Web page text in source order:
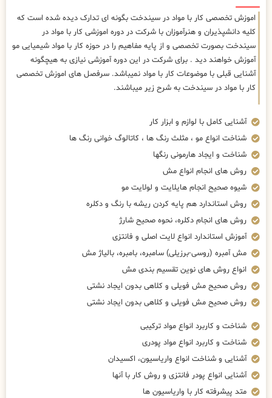
اموزش تخصصی کار با مواد در سیندخت بگونه ای تدارک دیده شده است که
کلیه دانشپذیران و هنرآموزان با شرکت در دوره اموزشی کار با مواد در
سیندخت بصورت تخصصی و از پایه مفاهیم را در حوزه کار با مواد شیمیایی مو
آموزش خواهند دید . برای شرکت در این دوره آموزشی نیازی به هیچگونه
آشنایی قبلی با موضوعات کار با مواد نمیباشد. سرفصل های اموزش تخصصی
کار با مواد در سیندخت به شرح زیر میباشند.
آشنایی کامل با لوازم و ابزار کار
شناخت انواع مو ، مثلث رنگ ها ، کاتالوگ خوانی رنگ ها
شناخت و ایجاد هارمونی رنگها
روش های انجام انواع مش
شیوه صحیح انجام هایلایت و لولایت مو
روش استاندارد هم پایه کردن ریشه با رنگ و دکلره
روش های انجام دکلره، نحوه صحیح شارژ
آموزش استاندارد انواع لایت اصلی و فانتزی
مش آمبره (روسی-برزیلی) سامبره، بامبره، بالیاژ مش
انواع روش های نوین تقسیم بندی مش
روش صحیح مش فویلی و کلاهی بدون ایجاد نشتی
روش صحیح مش فویلی و کلاهی بدون ایجاد نشتی
شناخت و کاربرد انواع مواد ترکیبی
شناخت و کاربرد انواع مواد پودری
آشنایی و شناخت انواع واریاسیون، اکسیدان
آشنایی انواع پودر فانتزی و روش کار با آنها
متد پیشرفته کار با واریاسیون ها